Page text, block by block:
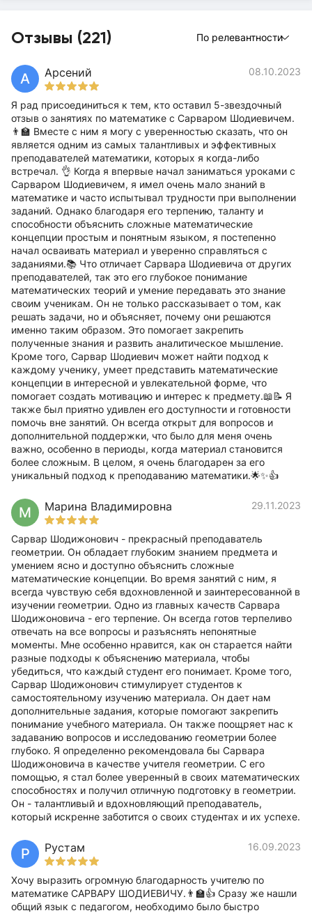
Отзывы (221) По релевантности
А Арсений 08.10.2023
Я рад присоединиться к тем, кто оставил 5-звездочный
отзыв о занятиях по математике с Сарваром Шодиевичем.
👨‍🏫 Вместе с ним я могу с уверенностью сказать, что он
является одним из самых талантливых и эффективных
преподавателей математики, которых я когда-либо
встречал. 👌 Когда я впервые начал заниматься уроками с
Сарваром Шодиевичем, я имел очень мало знаний в
математике и часто испытывал трудности при выполнении
заданий. Однако благодаря его терпению, таланту и
способности объяснить сложные математические
концепции простым и понятным языком, я постепенно
начал осваивать материал и уверенно справляться с
заданиями.📚 Что отличает Сарвара Шодиевича от других
преподавателей, так это его глубокое понимание
математических теорий и умение передавать это знание
своим ученикам. Он не только рассказывает о том, как
решать задачи, но и объясняет, почему они решаются
именно таким образом. Это помогает закрепить
полученные знания и развить аналитическое мышление.
Кроме того, Сарвар Шодиевич может найти подход к
каждому ученику, умеет представить математические
концепции в интересной и увлекательной форме, что
помогает создать мотивацию и интерес к предмету.📖📝 Я
также был приятно удивлен его доступности и готовности
помочь вне занятий. Он всегда открыт для вопросов и
дополнительной поддержки, что было для меня очень
важно, особенно в периоды, когда материал становится
более сложным. В целом, я очень благодарен за его
уникальный подход к преподаванию математики.🌟✨👍
М Марина Владимировна 29.11.2023
Сарвар Шодижонович - прекрасный преподаватель
геометрии. Он обладает глубоким знанием предмета и
умением ясно и доступно объяснить сложные
математические концепции. Во время занятий с ним, я
всегда чувствую себя вдохновленной и заинтересованной в
изучении геометрии. Одно из главных качеств Сарвара
Шодижоновича - его терпение. Он всегда готов терпеливо
отвечать на все вопросы и разъяснять непонятные
моменты. Мне особенно нравится, как он старается найти
разные подходы к объяснению материала, чтобы
убедиться, что каждый студент его понимает. Кроме того,
Сарвар Шодижонович стимулирует студентов к
самостоятельному изучению материала. Он дает нам
дополнительные задания, которые помогают закрепить
понимание учебного материала. Он также поощряет нас к
задаванию вопросов и исследованию геометрии более
глубоко. Я определенно рекомендовала бы Сарвара
Шодижоновича в качестве учителя геометрии. С его
помощью, я стал более уверенный в своих математических
способностях и получил отличную подготовку в геометрии.
Он - талантливый и вдохновляющий преподаватель,
который искренне заботится о своих студентах и их успехе.
Р Рустам 16.09.2023
Хочу выразить огромную благодарность учителю по
математике САРВАРУ ШОДИЕВИЧУ.👨‍🏫👍 Сразу же нашли
общий язык с педагогом, необходимо было быстро